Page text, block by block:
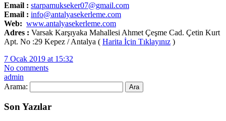
Email : starpamukseker07@gmail.com
Email : info@antalyasekerleme.com
Web: www.antalyasekerleme.com
Adres : Varsak Karşıyaka Mahallesi Ahmet Çeşme Cad. Çetin Kurt
Apt. No :29 Kepez / Antalya ( Harita İçin Tıklayınız )
7 Ocak 2019 at 15:32
No comments
admin
Arama:
Son Yazılar